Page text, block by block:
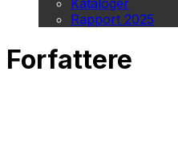
Kataloger
Rapport 2025
Forfattere